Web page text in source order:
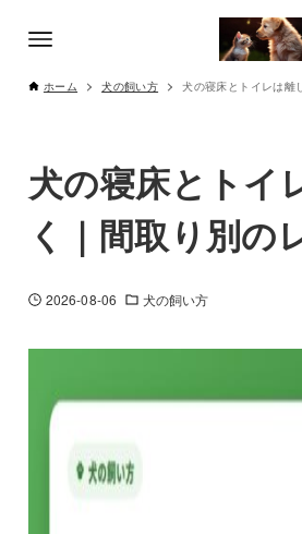
ホーム 犬の飼い方 犬の寝床とトイレは離
犬の寝床とトイ
く｜間取り別の
2026-08-06 犬の飼い方